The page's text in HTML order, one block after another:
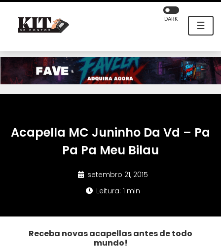
☰
DARK
Acapella MC Juninho Da Vd – Pa
Pa Pa Meu Bilau
setembro 21, 2015
Leitura: 1 min
Receba novas acapellas antes de todo
mundo!